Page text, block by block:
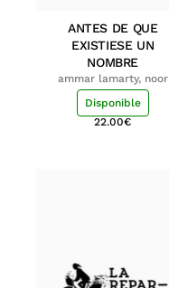
ANTES DE QUE
EXISTIESE UN
NOMBRE
ammar lamarty, noor
Disponible
22.00€